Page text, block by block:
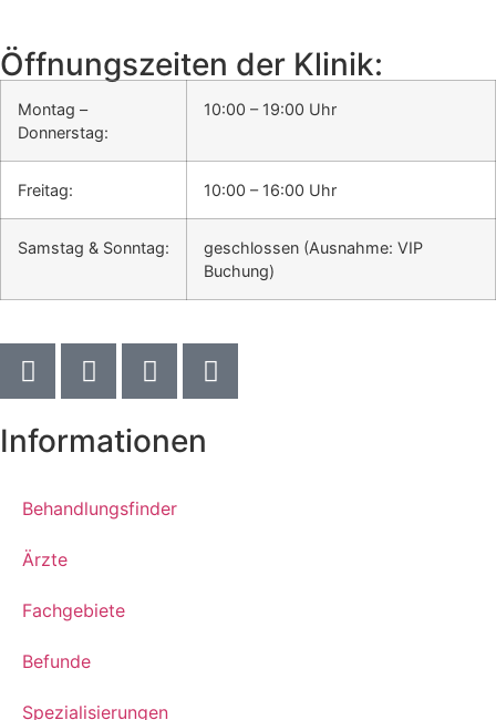
Öffnungszeiten der Klinik:
Montag –
Donnerstag:
10:00 – 19:00 Uhr
Freitag: 10:00 – 16:00 Uhr
Samstag & Sonntag:
geschlossen (Ausnahme: VIP
Buchung)
Informationen
Behandlungsfinder
Ärzte
Fachgebiete
Befunde
Spezialisierungen